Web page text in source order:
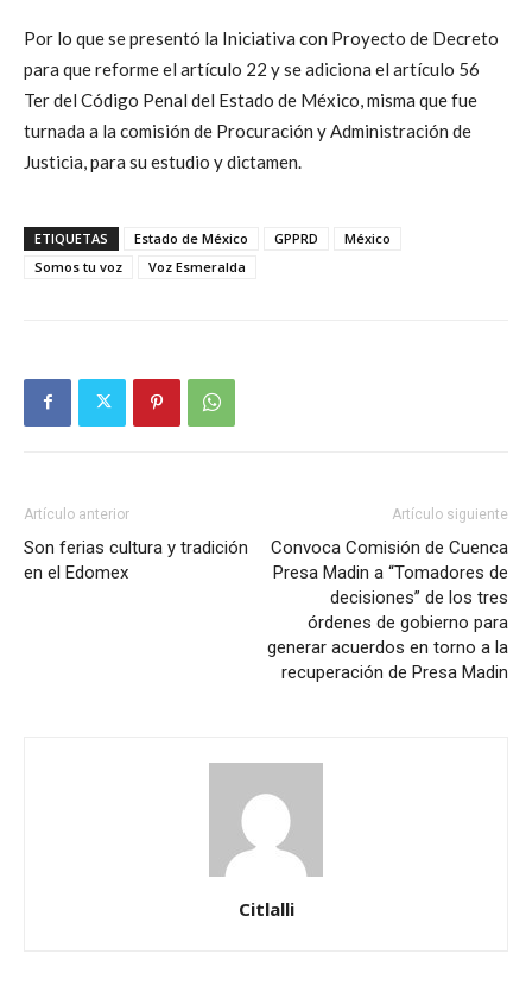
Por lo que se presentó la Iniciativa con Proyecto de Decreto
para que reforme el artículo 22 y se adiciona el artículo 56
Ter del Código Penal del Estado de México, misma que fue
turnada a la comisión de Procuración y Administración de
Justicia, para su estudio y dictamen.
ETIQUETAS Estado de México GPPRD
México
Somos tu voz
Voz Esmeralda
Artículo anterior
Son ferias cultura y tradición
en el Edomex
Artículo siguiente
Convoca Comisión de Cuenca
Presa Madin a “Tomadores de
decisiones” de los tres
órdenes de gobierno para
generar acuerdos en torno a la
recuperación de Presa Madin
Citlalli